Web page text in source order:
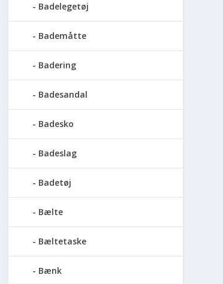
Badelegetøj
Bademåtte
Badering
Badesandal
Badesko
Badeslag
Badetøj
Bælte
Bæltetaske
Bænk